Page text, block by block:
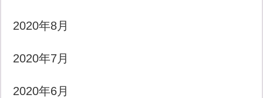
2020年8月
2020年7月
2020年6月